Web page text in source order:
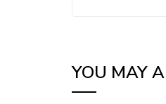
YOU MAY